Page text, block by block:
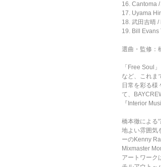
16. Cantoma
17. Uyama
18. 武田吉晴
19. Bill Evans
選曲・監修：
「Free Soul
など、これま
日常を彩る
て、
『Interior
橋本徹による
地よい雰囲気
ーのKenny
Mixmaster
アートワーク